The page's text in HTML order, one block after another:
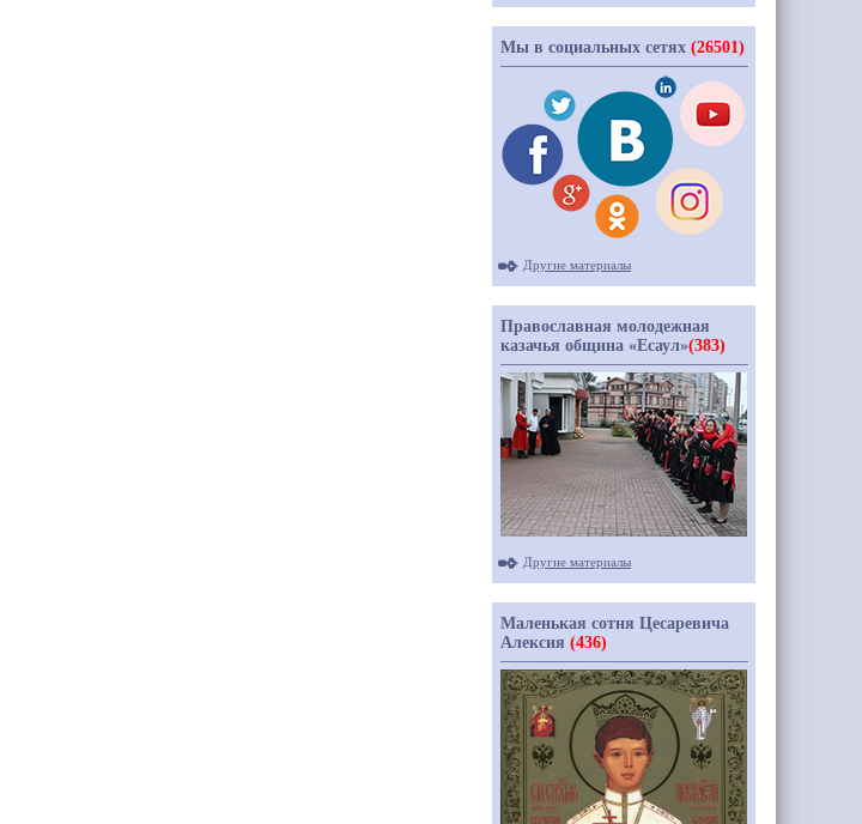
Мы в социальных сетях (26501)
Другие материалы
Православная молодежная
казачья община «Есаул»(383)
Другие материалы
Маленькая сотня Цесаревича
Алексия (436)